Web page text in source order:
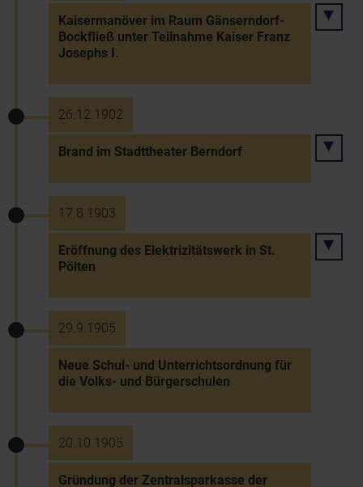
Kaisermanöver im Raum Gänserndorf-
Bockfließ unter Teilnahme Kaiser Franz
Josephs I.
26.12.1902
Brand im Stadttheater Berndorf
17.8.1903
Eröffnung des Elektrizitätswerk in St.
Pölten
29.9.1905
Neue Schul- und Unterrichtsordnung für
die Volks- und Bürgerschulen
20.10.1905
Gründung der Zentralsparkasse der